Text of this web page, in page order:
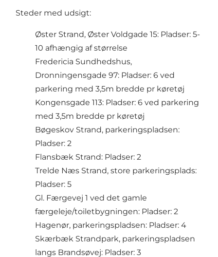
Steder med udsigt:
Øster Strand, Øster Voldgade 15: Pladser: 5-
10 afhængig af størrelse
Fredericia Sundhedshus,
Dronningensgade 97: Pladser: 6 ved
parkering med 3,5m bredde pr køretøj
Kongensgade 113: Pladser: 6 ved parkering
med 3,5m bredde pr køretøj
Bøgeskov Strand, parkeringspladsen:
Pladser: 2
Flansbæk Strand: Pladser: 2
Trelde Næs Strand, store parkeringsplads:
Pladser: 5
Gl. Færgevej 1 ved det gamle
færgeleje/toiletbygningen: Pladser: 2
Hagenør, parkeringspladsen: Pladser: 4
Skærbæk Strandpark, parkeringspladsen
langs Brandsøvej: Pladser: 3